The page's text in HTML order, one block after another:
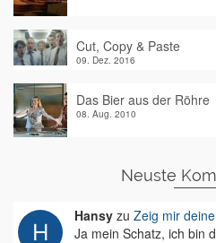
Cut, Copy & Paste
09. Dez. 2016
Das Bier aus der Röhre
08. Aug. 2010
Neuste
Hansy zu Zeig mir
Ja mein Schatz, ich bin